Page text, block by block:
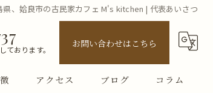
県、姶良市の古民家カフェ M's kitchen | 代表あいさつ
おります。
お問い合わせはこちら
アクセス ブログ コラム